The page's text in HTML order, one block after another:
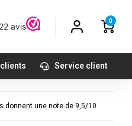
0
Service client
donnent une note de 9,5/10